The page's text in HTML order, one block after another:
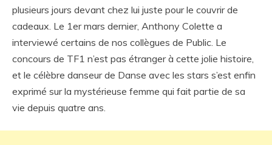
plusieurs jours devant chez lui juste pour le couvrir de
cadeaux. Le 1er mars dernier, Anthony Colette a
interviewé certains de nos collègues de Public. Le
concours de TF1 n’est pas étranger à cette jolie histoire,
et le célèbre danseur de Danse avec les stars s’est enfin
exprimé sur la mystérieuse femme qui fait partie de sa
vie depuis quatre ans.